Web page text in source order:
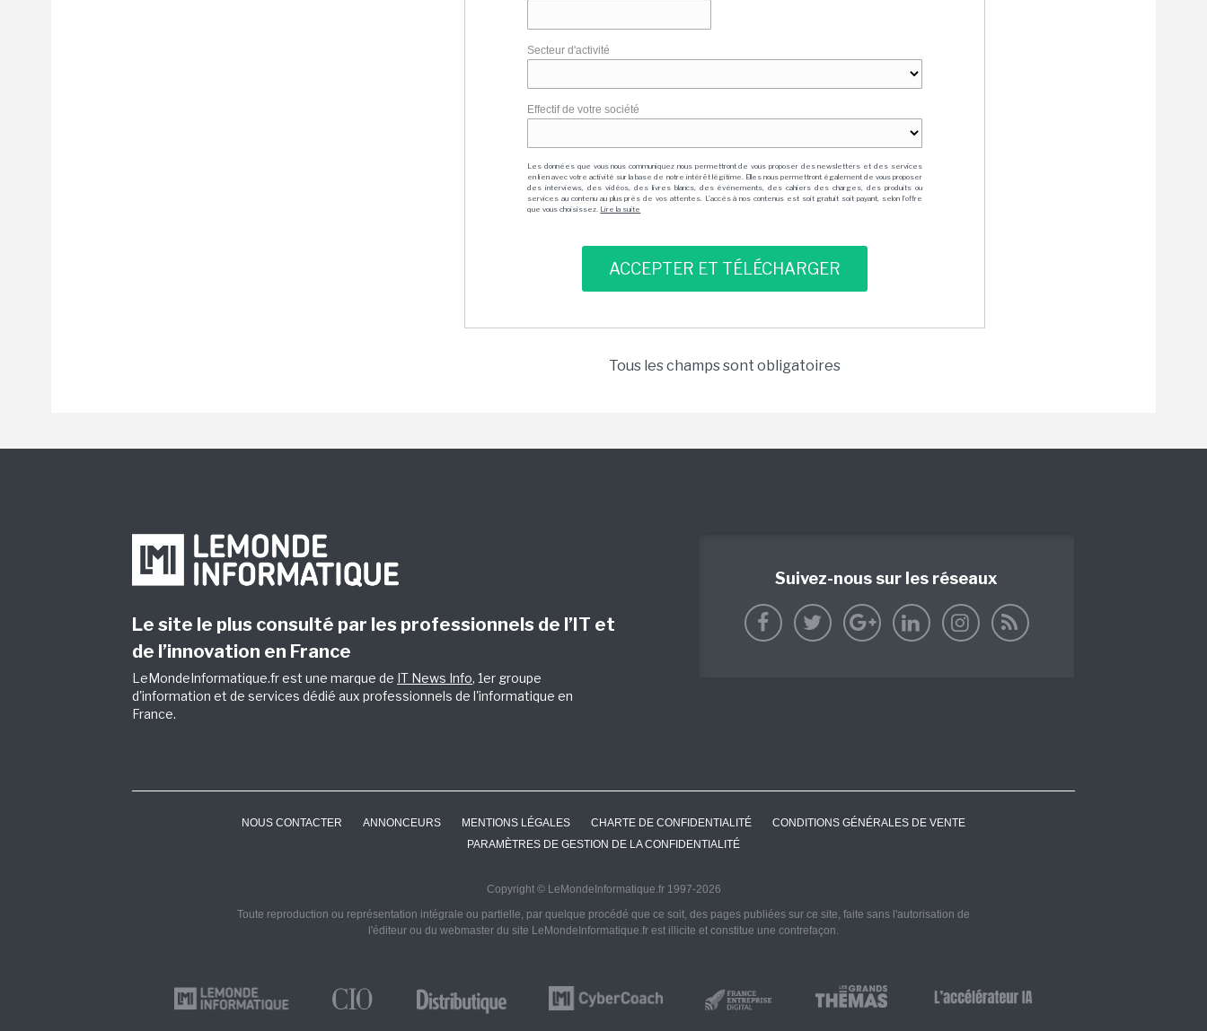
Secteur d'activité
Effectif de votre société
Les données que vous nous communiquez nous permettront de vous proposer des newsletters et des services
en lien avec votre activité sur la base de notre intérêt légitime. Elles nous permettront également de vous proposer
des interviews, des vidéos, des livres blancs, des événements, des cahiers des charges, des produits ou
services au contenu au plus près de vos attentes. L'accès à nos contenus est soit gratuit soit payant, selon l'offre
que vous choisissez. Lire la suite
Tous les champs sont obligatoires
Le site le plus consulté par les professionnels de l’IT et
de l’innovation en France
LeMondeInformatique.fr est une marque de IT News Info, 1er groupe
d'information et de services dédié aux professionnels de l'informatique en
France.
Suivez-nous sur les réseaux
NOUS CONTACTER ANNONCEURS MENTIONS LÉGALES CHARTE DE CONFIDENTIALITÉ
CONDITIONS GÉNÉRALES DE VENTE
PARAMÈTRES DE GESTION DE LA CONFIDENTIALITÉ
Copyright © LeMondeInformatique.fr 1997-2026
Toute reproduction ou représentation intégrale ou partielle, par quelque procédé que ce soit, des pages publiées sur ce site, faite sans l'autorisation de
l'éditeur ou du webmaster du site LeMondeInformatique.fr est illicite et constitue une contrefaçon.